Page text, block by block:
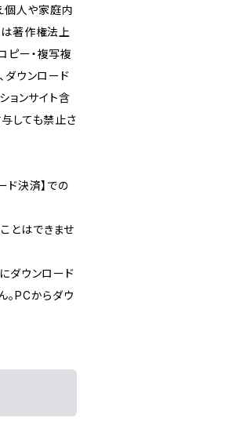
個人や家庭内
は著作権法上
ピー・複写複
ダウンロード
ョンサイト含
しても禁止さ
ド決済】での
とはできませ
ダウンロード
。PCからダウ